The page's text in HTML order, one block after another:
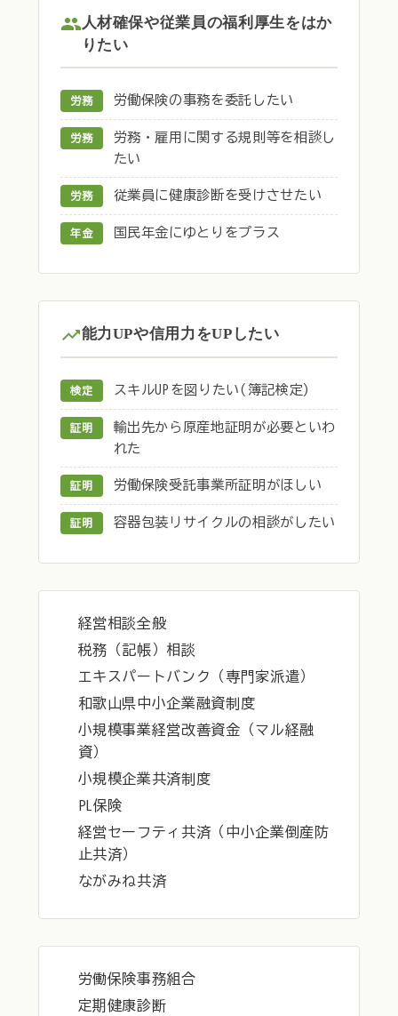
人材確保や従業員の福利厚生をはか
りたい
労務 労働保険の事務を委託したい
労務
労務・雇用に関する規則等を相談し
たい
労務 従業員に健康診断を受けさせたい
年金 国民年金にゆとりをプラス
能力UPや信用力をUPしたい
検定 スキルUPを図りたい(簿記検定)
証明
輸出先から原産地証明が必要といわ
れた
証明 労働保険受託事業所証明がほしい
証明 容器包装リサイクルの相談がしたい
経営相談全般
税務（記帳）相談
エキスパートバンク（専門家派遣）
和歌山県中小企業融資制度
小規模事業経営改善資金（マル経融
資）
小規模企業共済制度
PL保険
経営セーフティ共済（中小企業倒産防
止共済）
ながみね共済
労働保険事務組合
定期健康診断